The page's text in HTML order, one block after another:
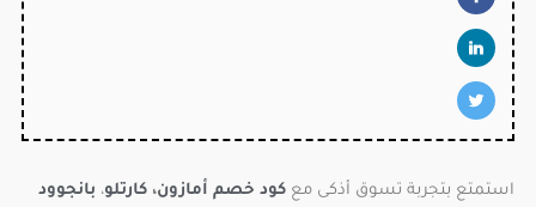
استمتع بتجربة تسوق أذكى مع كود خصم أمازون، كارتلو، بانجوود